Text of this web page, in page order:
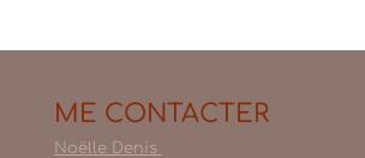
ME CONTACTER
Noëlle Denis